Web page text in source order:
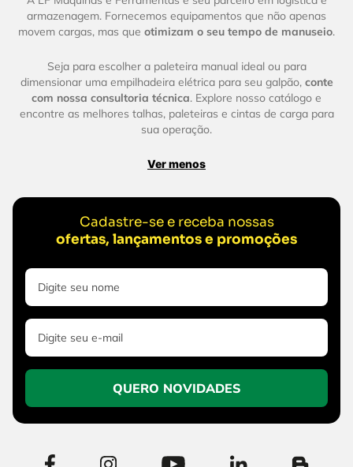
armazenagem. Fornecemos equipamentos que não apenas
movem cargas, mas que otimizam o seu tempo de manuseio.
Seja para escolher a paleteira manual ideal ou para
dimensionar uma empilhadeira elétrica para seu galpão, conte
com nossa consultoria técnica. Explore nosso catálogo e
encontre as melhores talhas, paleteiras e cintas de carga para
sua operação.
Ver menos
Cadastre-se e receba nossas
ofertas, lançamentos e promoções
QUERO NOVIDADES